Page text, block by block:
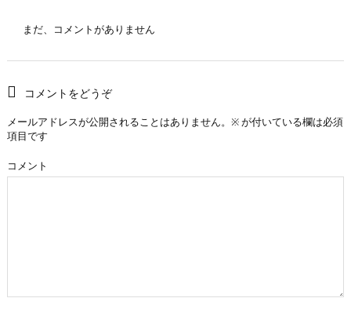
まだ、コメントがありません
コメントをどうぞ
メールアドレスが公開されることはありません。 ※が付いている欄は必須
項目です
コメント